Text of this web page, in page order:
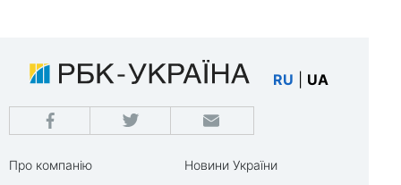
RU UA
Про компанію
Новини України